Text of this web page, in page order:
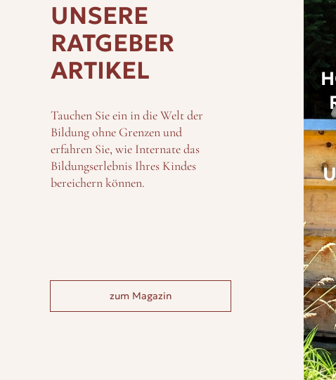
UNSERE
RATGEBER
ARTIKEL
Tauchen Sie ein in die Welt der
Bildung ohne Grenzen und
erfahren Sie, wie Internate das
Bildungserlebnis Ihres Kindes
bereichern können.
zum Magazin